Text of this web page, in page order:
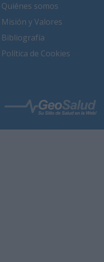
Quiénes somos
Misión y Valores
Bibliografía
Política de Cookies